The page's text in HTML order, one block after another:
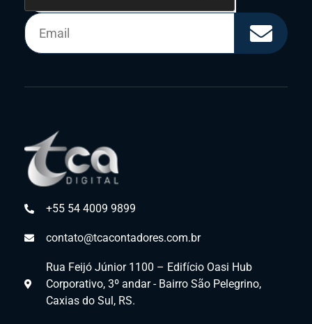
+55 54 4009 9899
contato@tcacontadores.com.br
Rua Feijó Júnior 1100 – Edifício Oasi Hub
Corporativo, 3º andar - Bairro São Pelegrino,
Caxias do Sul, RS.